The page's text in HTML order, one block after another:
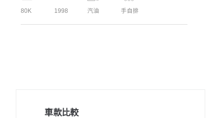
80K 1998 汽油 手自排
車款比較